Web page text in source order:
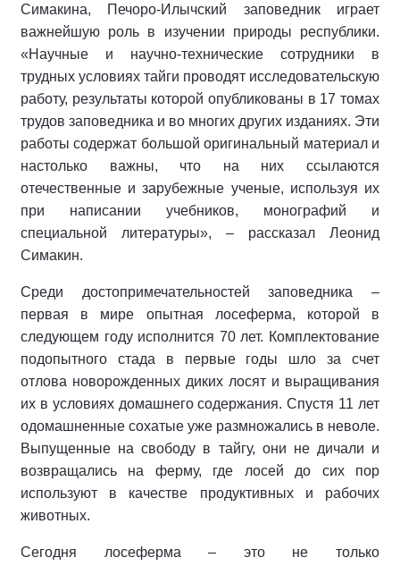
Симакина, Печоро-Илычский заповедник играет
важнейшую роль в изучении природы республики.
«Научные и научно-технические сотрудники в
трудных условиях тайги проводят исследовательскую
работу, результаты которой опубликованы в 17 томах
трудов заповедника и во многих других изданиях. Эти
работы содержат большой оригинальный материал и
настолько важны, что на них ссылаются
отечественные и зарубежные ученые, используя их
при написании учебников, монографий и
специальной литературы», – рассказал Леонид
Симакин.
Среди достопримечательностей заповедника –
первая в мире опытная лосеферма, которой в
следующем году исполнится 70 лет. Комплектование
подопытного стада в первые годы шло за счет
отлова новорожденных диких лосят и выращивания
их в условиях домашнего содержания. Спустя 11 лет
одомашненные сохатые уже размножались в неволе.
Выпущенные на свободу в тайгу, они не дичали и
возвращались на ферму, где лосей до сих пор
используют в качестве продуктивных и рабочих
животных.
Сегодня лосеферма – это не только